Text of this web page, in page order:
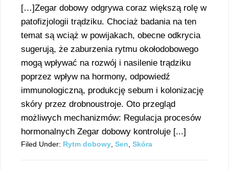
[…]Zegar dobowy odgrywa coraz większą rolę w
patofizjologii trądziku. Chociaż badania na ten
temat są wciąż w powijakach, obecne odkrycia
sugerują, że zaburzenia rytmu okołodobowego
mogą wpływać na rozwój i nasilenie trądziku
poprzez wpływ na hormony, odpowiedź
immunologiczną, produkcję sebum i kolonizację
skóry przez drobnoustroje. Oto przegląd
możliwych mechanizmów: Regulacja procesów
hormonalnych Zegar dobowy kontroluje [...]
Filed Under: Rytm dobowy, Sen, Skóra